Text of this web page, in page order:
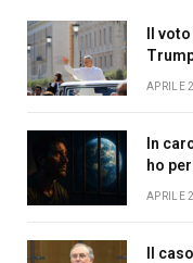
Il
APRILE
In
ho
APRILE
Il